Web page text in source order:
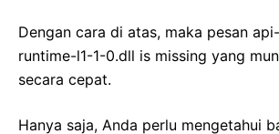
Dengan cara di atas, maka pesan
runtime-l1-1-0.dll is missing yang
secara cepat.
Hanya saja, Anda perlu mengetahui